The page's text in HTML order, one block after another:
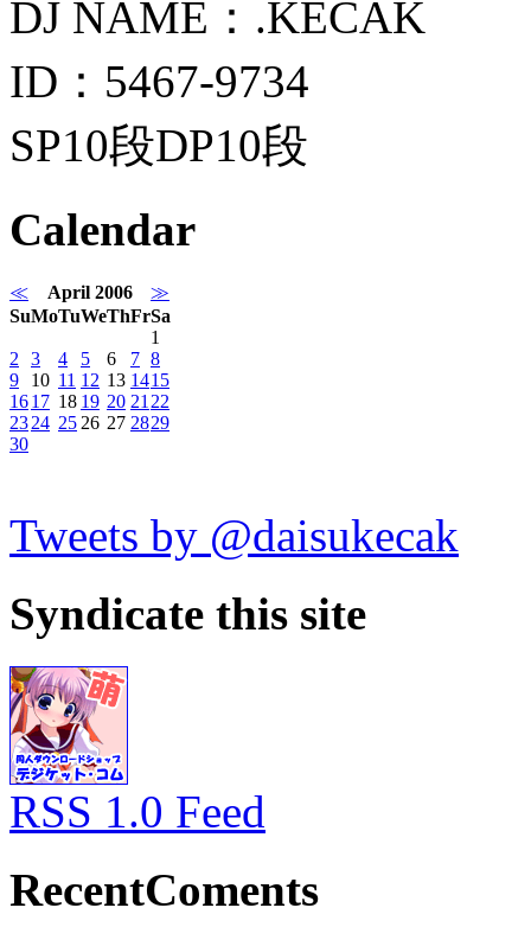
DJ NAME：.KECAK
ID：5467-9734
SP10段DP10段
Calendar
≪ April 2006
≫
SuMoTuWeThFrSa
1
2
3 4 5 6 7 8
9
10 11 12 13 1415
1617 18 19 20 21 22
2324 25 26 27 2829
30
Tweets by @daisukecak
Syndicate this site
RSS 1.0 Feed
RecentComents